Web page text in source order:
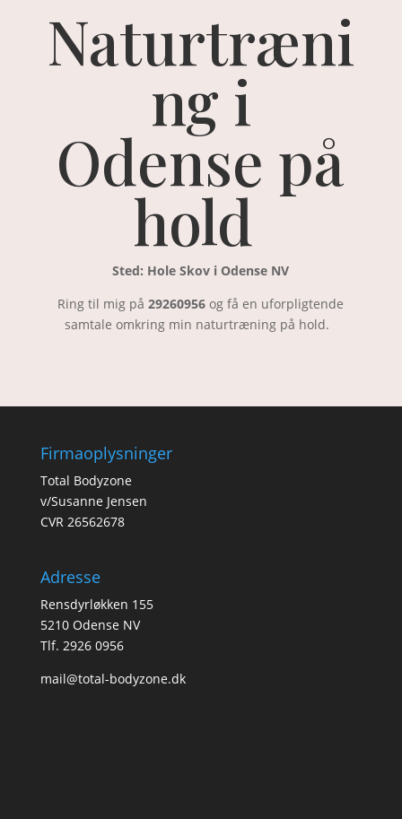
Naturtræni
ng i
Odense på
hold
Sted: Hole Skov i Odense NV
Ring til mig på29260956 og få en uforpligtende
samtale omkring min naturtræning på hold.
Firmaoplysninger
Total Bodyzone
v/Susanne Jensen
CVR 26562678
Adresse
Rensdyrløkken 155
5210 Odense NV
Tlf. 2926 0956
mail@total-bodyzone.dk